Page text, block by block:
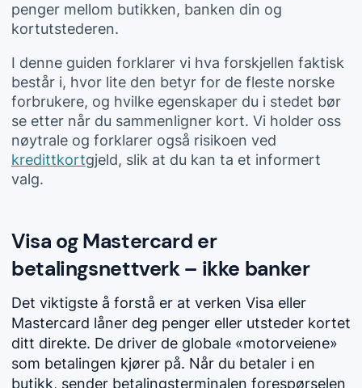
penger mellom butikken, banken din og
kortutstederen.
I denne guiden forklarer vi hva forskjellen faktisk
består i, hvor lite den betyr for de fleste norske
forbrukere, og hvilke egenskaper du i stedet bør
se etter når du sammenligner kort. Vi holder oss
nøytrale og forklarer også risikoen ved
kredittkortgjeld, slik at du kan ta et informert
valg.
Visa og Mastercard er
betalingsnettverk – ikke banker
Det viktigste å forstå er at verken Visa eller
Mastercard låner deg penger eller utsteder kortet
ditt direkte. De driver de globale «motorveiene»
som betalingen kjører på. Når du betaler i en
butikk, sender betalingsterminalen forespørselen